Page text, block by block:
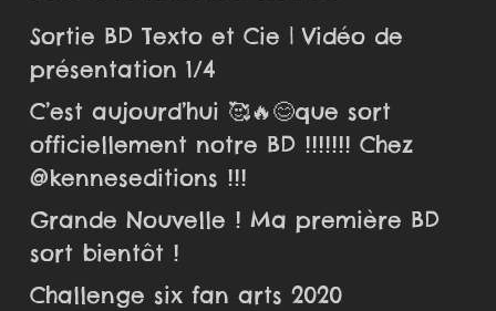
Sortie BD Texto et Cie | Vidéo de
présentation 1/4
C’est aujourd’hui 🥰🔥😊que sort
officiellement notre BD !!!!!!! Chez
@kenneseditions !!!
Grande Nouvelle ! Ma première BD
sort bientôt !
Challenge six fan arts 2020